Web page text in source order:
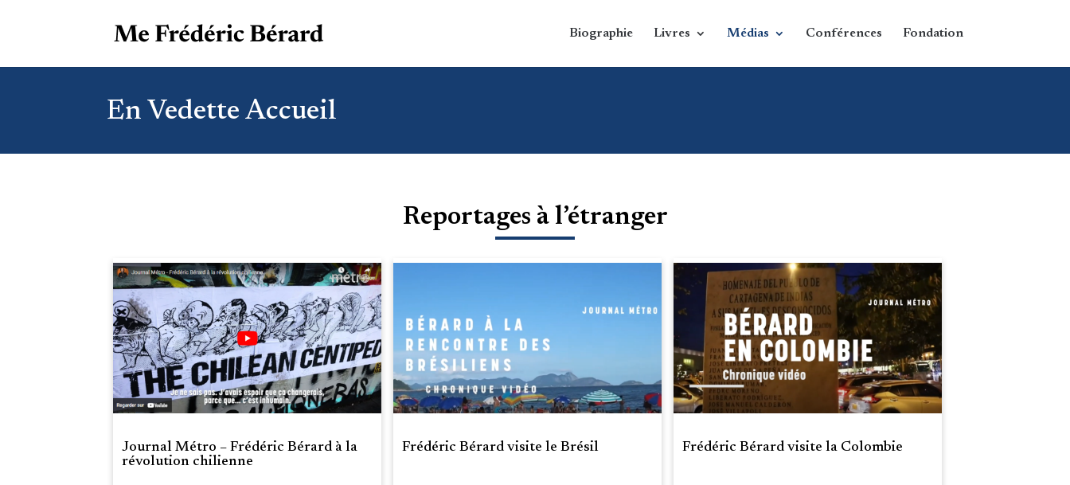
Biographie Livres Médias Conférences Fondation
En Vedette Accueil
Reportages à l’étranger
Journal Métro – Frédéric Bérard à la
révolution chilienne
Frédéric Bérard visite le Brésil Frédéric Bérard visite la Colombie